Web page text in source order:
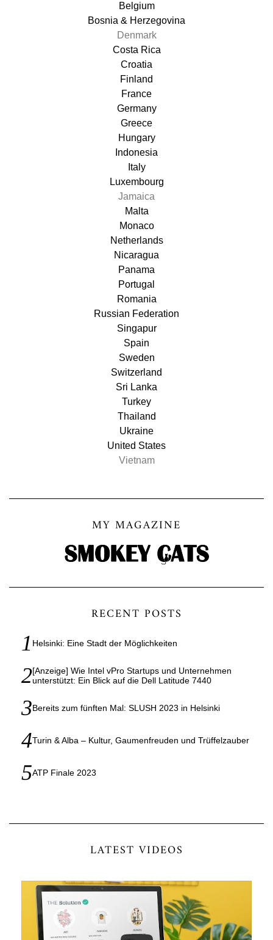
Belgium
Bosnia & Herzegovina
Denmark
Costa Rica
Croatia
Finland
France
Germany
Greece
Hungary
Indonesia
Italy
Luxembourg
Jamaica
Malta
Monaco
Netherlands
Nicaragua
Panama
Portugal
Romania
Russian Federation
Singapur
Spain
Sweden
Switzerland
Sri Lanka
Turkey
Thailand
Ukraine
United States
Vietnam
MY MAGAZINE
RECENT POSTS
Helsinki: Eine Stadt der Möglichkeiten
[Anzeige] Wie Intel vPro Startups und Unternehmen
unterstützt: Ein Blick auf die Dell Latitude 7440
Bereits zum fünften Mal: SLUSH 2023 in Helsinki
Turin & Alba – Kultur, Gaumenfreuden und Trüffelzauber
ATP Finale 2023
LATEST VIDEOS